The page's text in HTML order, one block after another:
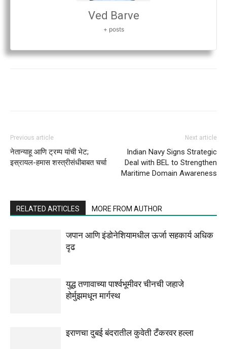
Ved Barve
+ posts
Previous article
नेतान्याहू आणि ट्रम्प यांची भेट;
इस्रायल-हमास शस्त्रीसंधीबाबत चर्चा
Next article
Indian Navy Signs Strategic
Deal with BEL to Strengthen
Maritime Domain Awareness
RELATED ARTICLES MORE FROM AUTHOR
जपान आणि इंडोनेशियामधील ऊर्जा सहकार्य अधिक
दृढ
युद्ध तणावाच्या पार्श्वभूमीवर चीनची जहाजे
होर्मुझमधून मार्गस्थ
इराणचा दुबई बंदरातील कुवेती टँकरवर हल्ला